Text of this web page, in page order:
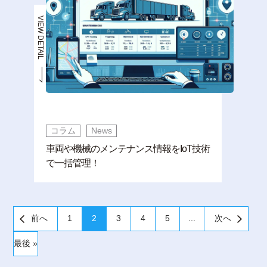
VIEW DETAIL
コラム News
車両や機械のメンテナンス情報をIoT技術
で一括管理！
前へ 1 2 3 4 5 次へ
最後 »